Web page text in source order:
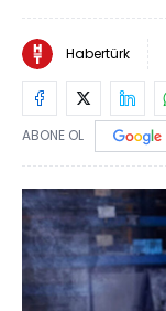
Habertürk
ABONE OL